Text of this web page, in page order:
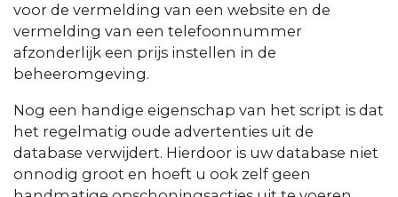
voor de vermelding van een website en de
vermelding van een telefoonnummer
afzonderlijk een prijs instellen in de
beheeromgeving.
Nog een handige eigenschap van het script is dat
het regelmatig oude advertenties uit de
database verwijdert. Hierdoor is uw database niet
onnodig groot en hoeft u ook zelf geen